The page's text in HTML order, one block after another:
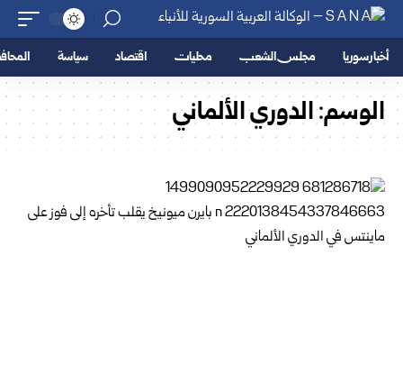
أخبار سوريا مجلس الشعب محليات اقتصاد سياسة
الوسم:الدوري الألماني